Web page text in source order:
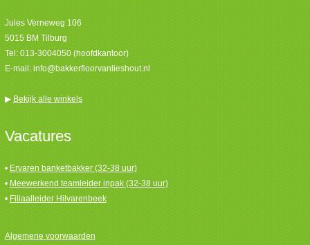
Jules Verneweg 106
5015 BM Tilburg
Tel: 013-3004050 (hoofdkantoor)
E-mail: info@bakkerfloorvanlieshout.nl
▶ Bekijk alle winkels
Vacatures
• Ervaren banketbakker (32-38 uur)
• Meewerkend teamleider inpak (32-38 uur)
• Filiaalleider Hilvarenbeek
Algemene voorwaarden